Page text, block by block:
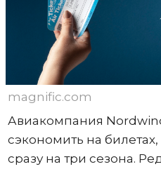
magnific.com
Авиакомпания
сэкономить на
сразу на три сезона.